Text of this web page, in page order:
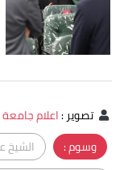
تصوير:اعلام
وسوم :
الشيخ